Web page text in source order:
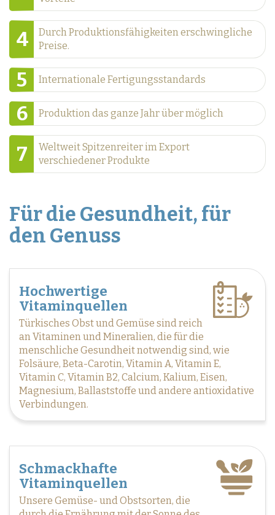
Durch Produktionsfähigkeiten erschwingliche
Preise.
4
Internationale Fertigungsstandards
5
Produktion das ganze Jahr über möglich
6
Weltweit Spitzenreiter im Export
verschiedener Produkte
7
Für die Gesundheit, für
den Genuss
Hochwertige
Vitaminquellen
Türkisches Obst und Gemüse sind reich
an Vitaminen und Mineralien, die für die
menschliche Gesundheit notwendig sind, wie
Folsäure, Beta-Carotin, Vitamin A, Vitamin E,
Vitamin C, Vitamin B2, Calcium, Kalium, Eisen,
Magnesium, Ballaststoffe und andere antioxidative
Verbindungen.
Schmackhafte
Vitaminquellen
Unsere Gemüse- und Obstsorten, die